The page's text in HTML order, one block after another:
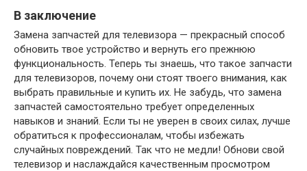
В заключение
Замена запчастей для телевизора — прекрасный способ
обновить твое устройство и вернуть его прежнюю
функциональность. Теперь ты знаешь, что такое запчасти
для телевизоров, почему они стоят твоего внимания, как
выбрать правильные и купить их. Не забудь, что замена
запчастей самостоятельно требует определенных
навыков и знаний. Если ты не уверен в своих силах, лучше
обратиться к профессионалам, чтобы избежать
случайных повреждений. Так что не медли! Обнови свой
телевизор и наслаждайся качественным просмотром